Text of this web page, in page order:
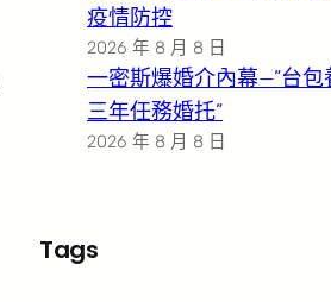
疫情防控
2026 年 8 月 8 日
一密斯爆婚介內幕—”台包
三年任務婚托”
2026 年 8 月 8 日
Tags